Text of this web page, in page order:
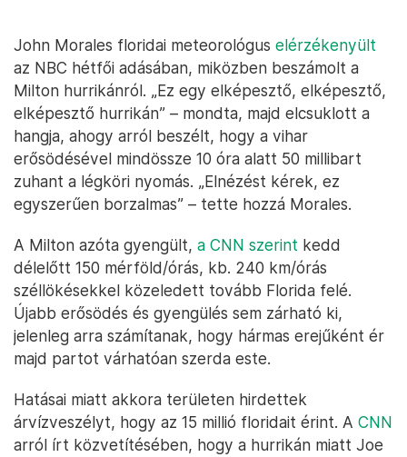
John Morales floridai meteorológus elérzékenyült
az NBC hétfői adásában, miközben beszámolt a
Milton hurrikánról. „Ez egy elképesztő, elképesztő,
elképesztő hurrikán” – mondta, majd elcsuklott a
hangja, ahogy arról beszélt, hogy a vihar
erősödésével mindössze 10 óra alatt 50 millibart
zuhant a légköri nyomás. „Elnézést kérek, ez
egyszerűen borzalmas” – tette hozzá Morales.
A Milton azóta gyengült, a CNN szerint kedd
délelőtt 150 mérföld/órás, kb. 240 km/órás
széllökésekkel közeledett tovább Florida felé.
Újabb erősödés és gyengülés sem zárható ki,
jelenleg arra számítanak, hogy hármas erejűként ér
majd partot várhatóan szerda este.
Hatásai miatt akkora területen hirdettek
árvízveszélyt, hogy az 15 millió floridait érint. A CNN
arról írt közvetítésében, hogy a hurrikán miatt Joe